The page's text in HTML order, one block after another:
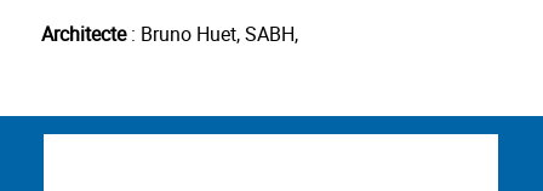
Architecte: Bruno Huet, SABH,